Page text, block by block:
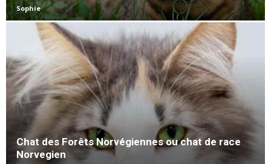
Sophie
Chat des Forêts Norvégiennes ou chat de race
Norvegien